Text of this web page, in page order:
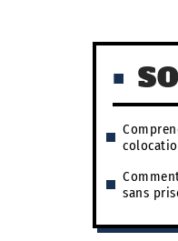
sans